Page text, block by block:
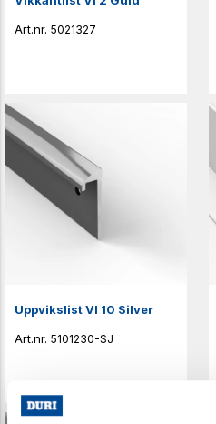
5021327
Uppvikslist VI 10 Silver
5101230-SJ